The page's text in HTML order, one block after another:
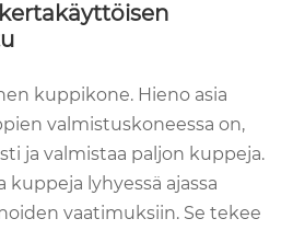
kuppikone. Hieno asia
valmistuskoneessa on,
ja valmistaa paljon kuppeja.
lyhyessä ajassa
vaatimuksiin. Se tekee